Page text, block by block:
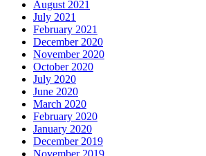
August 2021
July 2021
February 2021
December 2020
November 2020
October 2020
July 2020
June 2020
March 2020
February 2020
January 2020
December 2019